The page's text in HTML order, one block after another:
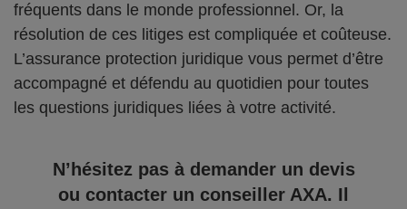
fréquents dans le monde professionnel. Or, la
résolution de ces litiges est compliquée et coûteuse.
L’assurance protection juridique vous permet d’être
accompagné et défendu au quotidien pour toutes
les questions juridiques liées à votre activité.
N’hésitez pas à demander un devis
ou contacter un conseiller AXA. Il